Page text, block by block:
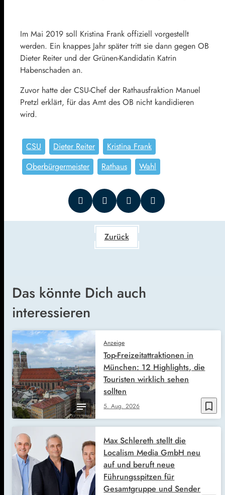
Im Mai 2019 soll Kristina Frank offiziell vorgestellt
werden. Ein knappes Jahr später tritt sie dann gegen OB
Dieter Reiter und der Grünen-Kandidatin Katrin
Habenschaden an.
Zuvor hatte der CSU-Chef der Rathausfraktion Manuel
Pretzl erklärt, für das Amt des OB nicht kandidieren
wird.
CSU Dieter Reiter
Kristina Frank
Oberbürgermeister
Rathaus Wahl
Zurück
Das könnte Dich auch
interessieren
bookmark_border
Anzeige
5. Aug. 2026
Top-Freizeitattraktionen in
München: 12 Highlights, die
Touristen wirklich sehen
sollten
Max Schlereth stellt die
Localism Media GmbH neu
auf und beruft neue
Führungsspitzen für
Gesamtgruppe und Sender